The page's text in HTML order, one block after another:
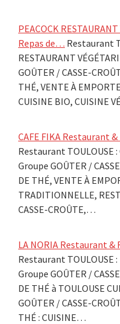
PEACOCK
Repas de… Restaurant
RESTAURANT
GOÛTER / CASSE-
THÉ, VENTE À
CUISINE BIO, CUISINE
CAFE FIKA Restaurant &
Restaurant TOULOUSE
Groupe GOÛTER /
DE THÉ, VENTE À
TRADITIONNELLE,
CASSE-CROÛTE,…
LA NORIA Restaurant &
Restaurant TOULOUSE
Groupe GOÛTER /
DE THÉ à TOULOUSE
GOÛTER / CASSE-
THÉ : CUISINE…